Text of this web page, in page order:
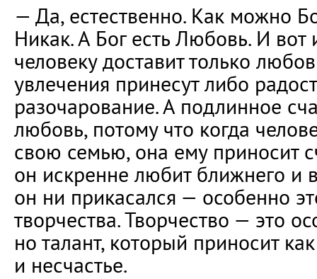
— Да, естественно. Как можно
Никак. А Бог есть Любовь. И вот
человеку доставит только
увлечения принесут либо
разочарование. А подлинное
любовь, потому что когда
свою семью, она ему приносит
он искренне любит ближнего и
он ни прикасался — особенно
творчества. Творчество — это
но талант, который приносит
и несчастье.